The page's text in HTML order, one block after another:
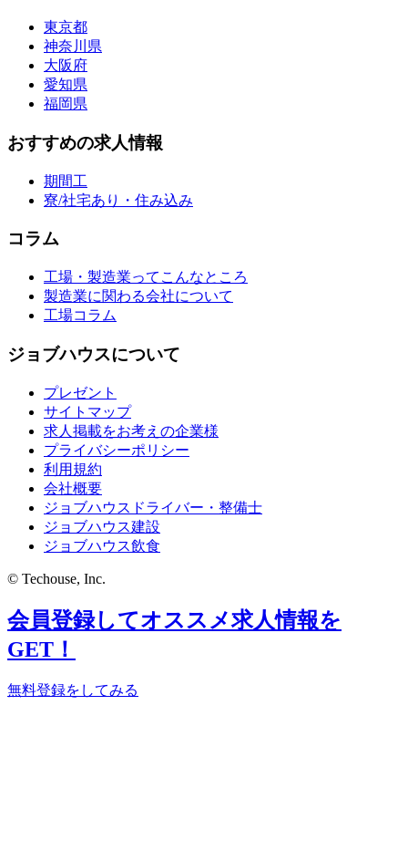
東京都
神奈川県
大阪府
愛知県
福岡県
おすすめの求人情報
期間工
寮/社宅あり・住み込み
コラム
工場・製造業ってこんなところ
製造業に関わる会社について
工場コラム
ジョブハウスについて
プレゼント
サイトマップ
求人掲載をお考えの企業様
プライバシーポリシー
利用規約
会社概要
ジョブハウスドライバー・整備士
ジョブハウス建設
ジョブハウス飲食
© Techouse, Inc.
会員登録してオススメ求人情報を
GET！
無料登録をしてみる